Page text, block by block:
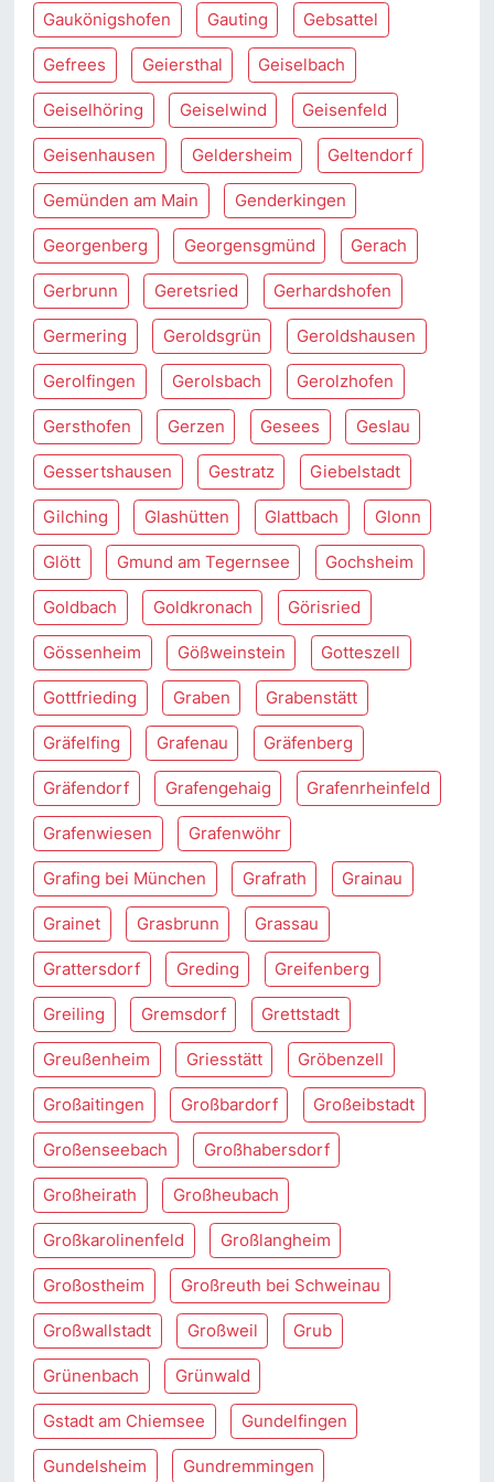
Gaukönigshofen Gauting Gebsattel
Gefrees Geiersthal Geiselbach
Geiselhöring Geiselwind Geisenfeld
Geisenhausen Geldersheim Geltendorf
Gemünden am Main Genderkingen
Georgenberg Georgensgmünd Gerach
Gerbrunn Geretsried Gerhardshofen
Germering Geroldsgrün Geroldshausen
Gerolfingen Gerolsbach Gerolzhofen
Gersthofen Gerzen Gesees Geslau
Gessertshausen Gestratz Giebelstadt
Gilching Glashütten Glattbach Glonn
Glött Gmund am Tegernsee Gochsheim
Goldbach Goldkronach Görisried
Gössenheim Gößweinstein Gotteszell
Gottfrieding Graben Grabenstätt
Gräfelfing Grafenau Gräfenberg
Gräfendorf Grafengehaig Grafenrheinfeld
Grafenwiesen Grafenwöhr
Grafing bei München Grafrath Grainau
Grainet Grasbrunn Grassau
Grattersdorf Greding Greifenberg
Greiling Gremsdorf Grettstadt
Greußenheim Griesstätt Gröbenzell
Großaitingen Großbardorf Großeibstadt
Großenseebach Großhabersdorf
Großheirath Großheubach
Großkarolinenfeld Großlangheim
Großostheim Großreuth bei Schweinau
Großwallstadt Großweil Grub
Grünenbach Grünwald
Gstadt am Chiemsee Gundelfingen
Gundelsheim Gundremmingen